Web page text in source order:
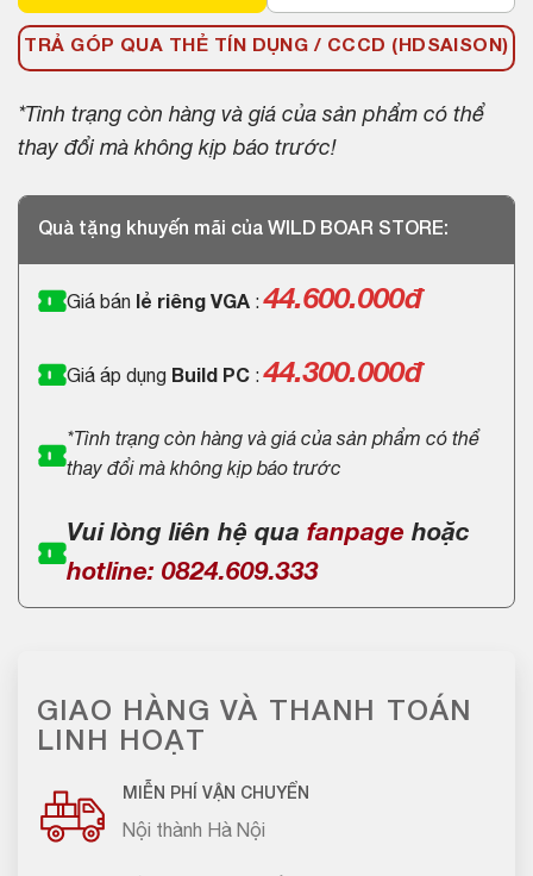
TRẢ GÓP QUA THẺ TÍN DỤNG / CCCD (HDSAISON)
*Tình trạng còn hàng và giá của sản phẩm có thể
thay đổi mà không kịp báo trước!
Quà tặng khuyến mãi của WILD BOAR STORE:
Giá bán lẻ riêng VGA : 44.600.000đ
Giá áp dụng Build PC : 44.300.000đ
*Tình trạng còn hàng và giá của sản phẩm có thể
thay đổi mà không kịp báo trước
Vui lòng liên hệ qua fanpage hoặc
hotline: 0824.609.333
GIAO HÀNG VÀ THANH TOÁN
LINH HOẠT
MIỄN PHÍ VẬN CHUYỂN
Nội thành Hà Nội